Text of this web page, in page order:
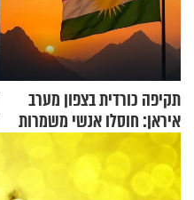
תקיפה כורדית בצפון מערב
איראן: חוסלו אנשי משמרות
המהפכה